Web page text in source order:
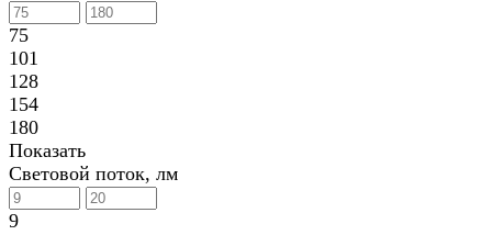
75
101
128
154
180
Показать
Световой поток, лм
9